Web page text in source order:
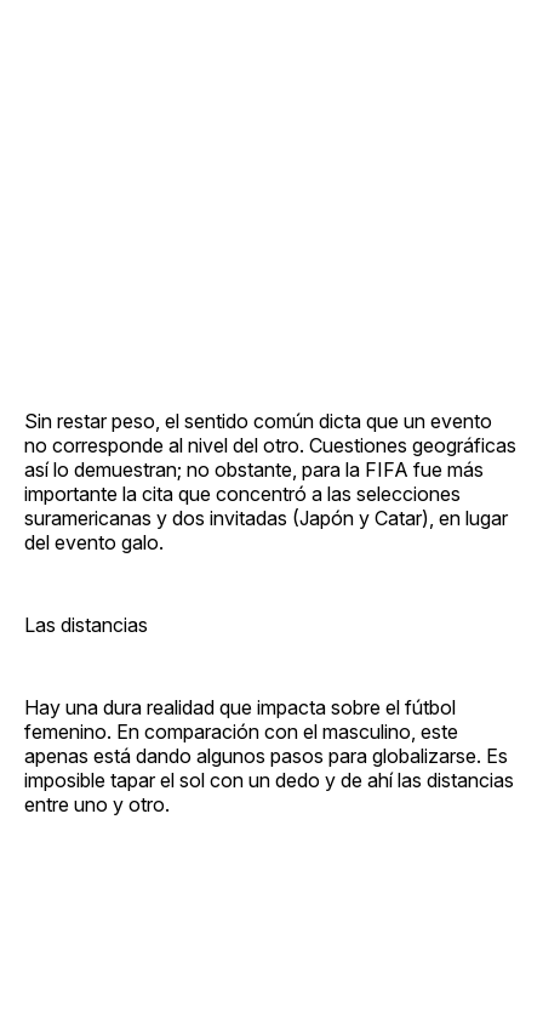
Sin restar peso, el sentido común dicta que un evento
no corresponde al nivel del otro. Cuestiones geográficas
así lo demuestran; no obstante, para la FIFA fue más
importante la cita que concentró a las selecciones
suramericanas y dos invitadas (Japón y Catar), en lugar
del evento galo.
Las distancias
Hay una dura realidad que impacta sobre el fútbol
femenino. En comparación con el masculino, este
apenas está dando algunos pasos para globalizarse. Es
imposible tapar el sol con un dedo y de ahí las distancias
entre uno y otro.